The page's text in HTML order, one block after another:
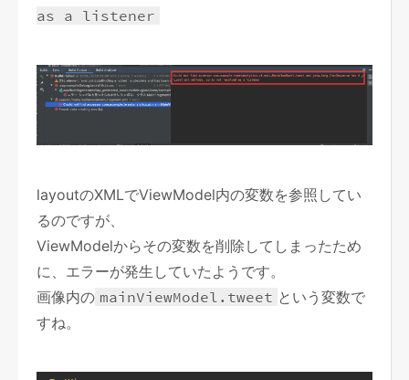
as a listener
layoutのXMLでViewModel内の変数を参照してい
るのですが、
ViewModelからその変数を削除してしまったため
に、エラーが発生していたようです。
画像内の mainViewModel.tweet という変数で
すね。